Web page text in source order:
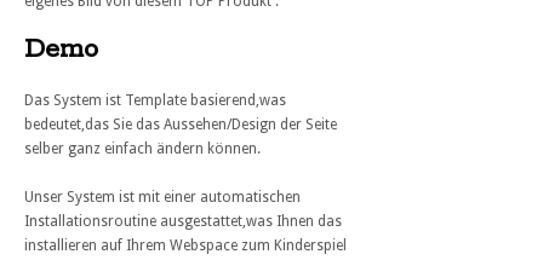
Demo
Das System ist Template basierend,was
bedeutet,das Sie das Aussehen/Design der Seite
selber ganz einfach ändern können.
Unser System ist mit einer automatischen
Installationsroutine ausgestattet,was Ihnen das
installieren auf Ihrem Webspace zum Kinderspiel